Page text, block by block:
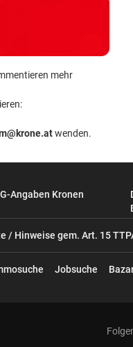
mehr
wenden.
Angaben Kronen
/ Hinweise gem. Art. 15
Jobsuche